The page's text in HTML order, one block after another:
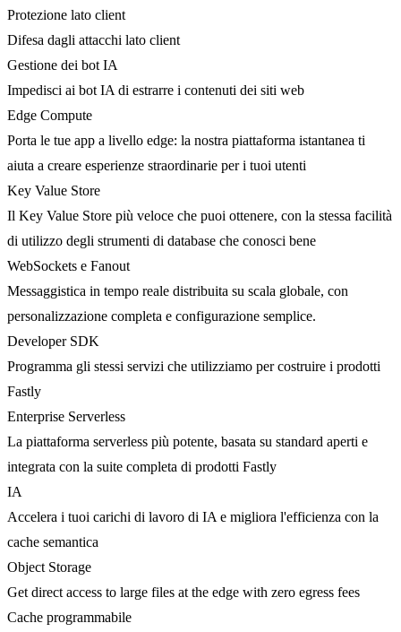
Protezione lato client
Difesa dagli attacchi lato client
Gestione dei bot IA
Impedisci ai bot IA di estrarre i contenuti dei siti web
Edge Compute
Porta le tue app a livello edge: la nostra piattaforma istantanea ti
aiuta a creare esperienze straordinarie per i tuoi utenti
Key Value Store
Il Key Value Store più veloce che puoi ottenere, con la stessa facilità
di utilizzo degli strumenti di database che conosci bene
WebSockets e Fanout
Messaggistica in tempo reale distribuita su scala globale, con
personalizzazione completa e configurazione semplice.
Developer SDK
Programma gli stessi servizi che utilizziamo per costruire i prodotti
Fastly
Enterprise Serverless
La piattaforma serverless più potente, basata su standard aperti e
integrata con la suite completa di prodotti Fastly
IA
Accelera i tuoi carichi di lavoro di IA e migliora l'efficienza con la
cache semantica
Object Storage
Get direct access to large files at the edge with zero egress fees
Cache programmabile